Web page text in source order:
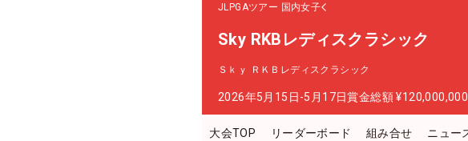
JLPGAツアー 国内女子
Sky RKBレディスクラシック
Ｓｋｙ ＲＫＢレディスクラシック
2026年5月15日-5月17日賞金総額 ¥120,000,000
大会TOP リーダーボード 組み合せ ニュー